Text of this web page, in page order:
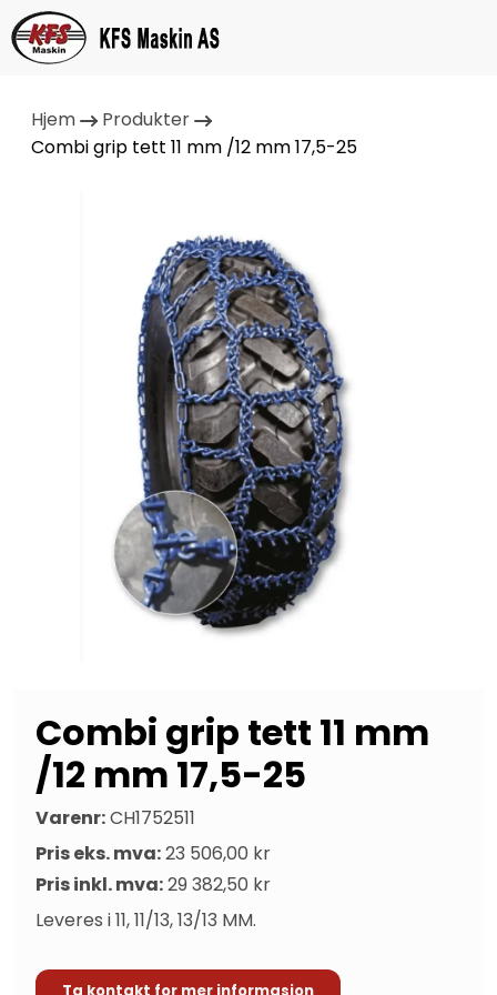
Hjem
Produkter
Combi grip tett 11 mm /12 mm 17,5-25
Combi grip tett 11 mm
/12 mm 17,5-25
Varenr:CH1752511
Pris eks. mva:23 506,00 kr
Pris inkl. mva:29 382,50 kr
Leveres i 11, 11/13, 13/13 MM.
Ta kontakt for mer informasjon